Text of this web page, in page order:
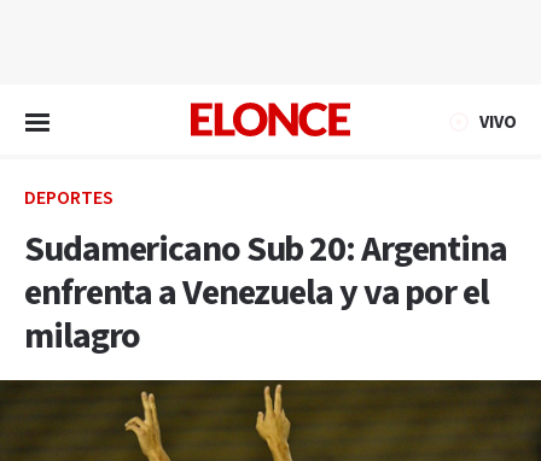
VIVO
DEPORTES
Sudamericano Sub 20: Argentina
enfrenta a Venezuela y va por el
milagro